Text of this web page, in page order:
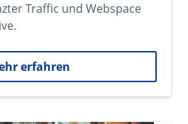
Traffic und Webspace
erfahren